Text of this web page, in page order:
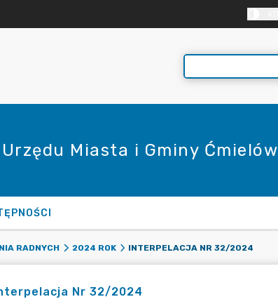
Miasta i Gminy Ćmielów
RADNYCH 2024 ROK INTERPELACJA NR 32/2024
Nr 32/2024